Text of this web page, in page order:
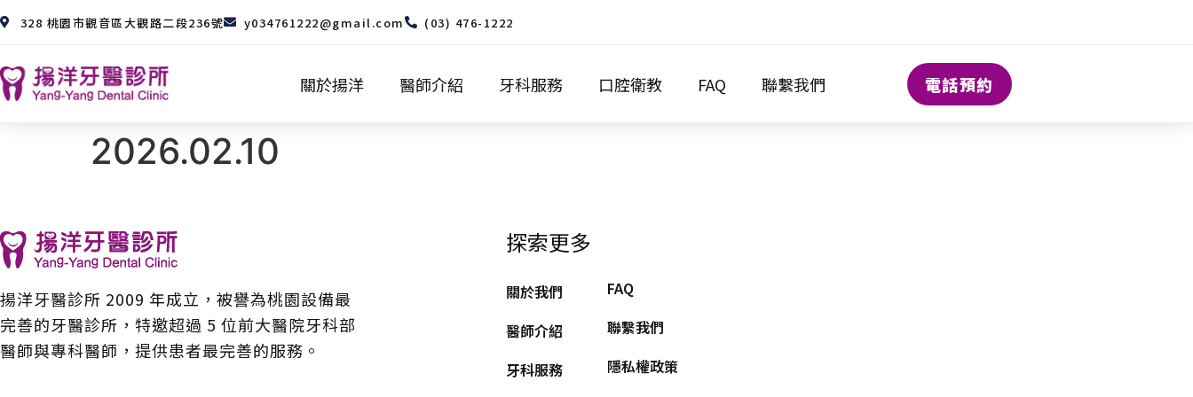
328 桃園市觀音區大觀路二段236號 y034761222@gmail.com (03) 476-1222
關於揚洋 醫師介紹 牙科服務 口腔衛教 FAQ 聯繫我們 電話預約
2026.02.10
揚洋牙醫診所 2009 年成立，被譽為桃園設備最
完善的牙醫診所，特邀超過 5 位前大醫院牙科部
醫師與專科醫師，提供患者最完善的服務。
探索更多
關於我們
醫師介紹
牙科服務
FAQ
聯繫我們
隱私權政策